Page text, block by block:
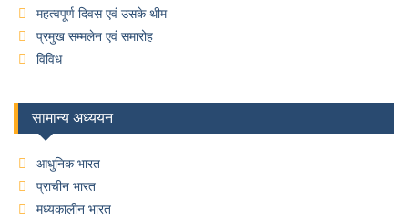
महत्वपूर्ण दिवस एवं उसके थीम
प्रमुख सम्मलेन एवं समारोह
विविध
सामान्य अध्ययन
आधुनिक भारत
प्राचीन भारत
मध्यकालीन भारत